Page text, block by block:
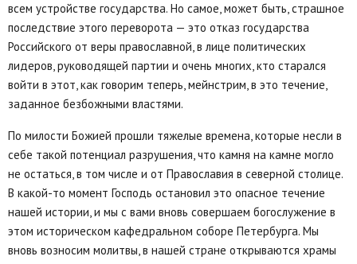
всем устройстве государства. Но самое, может быть, страшное
последствие этого переворота — это отказ государства
Российского от веры православной, в лице политических
лидеров, руководящей партии и очень многих, кто старался
войти в этот, как говорим теперь, мейнстрим, в это течение,
заданное безбожными властями.
По милости Божией прошли тяжелые времена, которые несли в
себе такой потенциал разрушения, что камня на камне могло
не остаться, в том числе и от Православия в северной столице.
В какой-то момент Господь остановил это опасное течение
нашей истории, и мы с вами вновь совершаем богослужение в
этом историческом кафедральном соборе Петербурга. Мы
вновь возносим молитвы, в нашей стране открываются храмы